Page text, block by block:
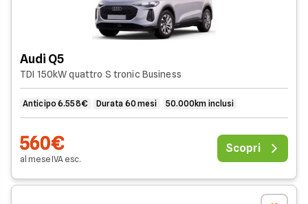
Audi Q5
TDI 150kW quattro S tronic Business
Anticipo 6.558€ Durata 60 mesi 50.000km inclusi
560€
al meseIVA esc.
Scopri